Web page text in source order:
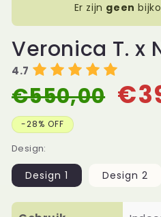
Er zijn geen
Veronica T. x
4.7
Normale
prijs
€550,00
-28% OFF
Design:
Design 1 Design 2